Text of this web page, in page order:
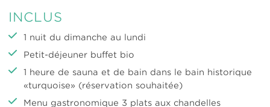
INCLUS
1 nuit du dimanche au lundi
Petit-déjeuner buffet bio
1 heure de sauna et de bain dans le bain historique
«turquoise» (réservation souhaitée)
Menu gastronomique 3 plats aux chandelles